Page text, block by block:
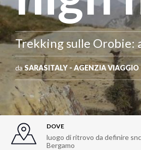
Trekking sulle Orobie:
daSARASITALY - AGENZIA VIAGGIO
DOVE
luogo di ritrovo da definire snc
Bergamo